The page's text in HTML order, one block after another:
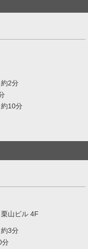
2分
10分
山ビル 4F
3分
分